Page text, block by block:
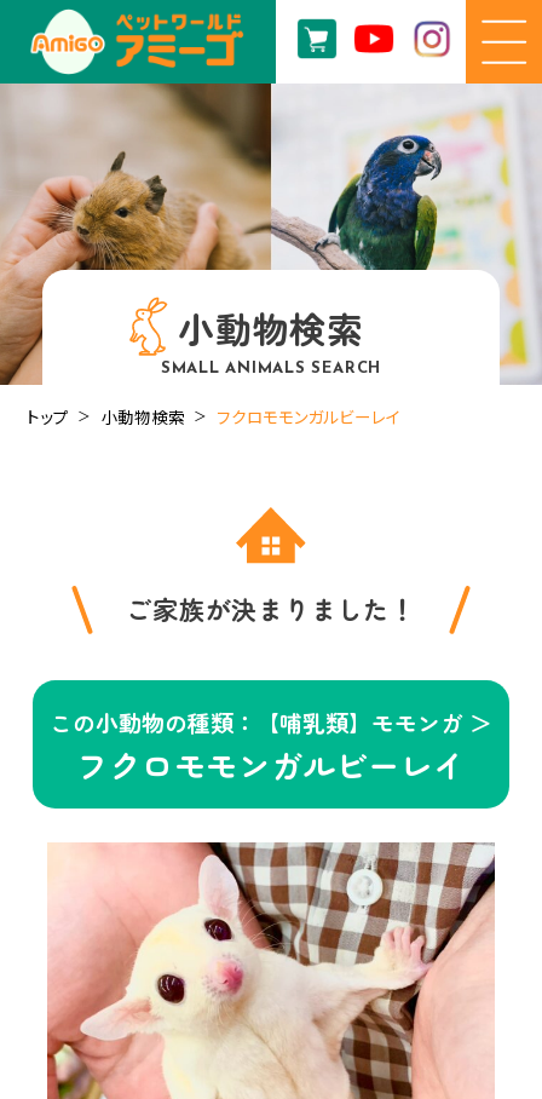
小動物検索
SMALL ANIMALS SEARCH
トップ 小動物検索 フクロモモンガルビーレイ
ご家族が決まりました！
この小動物の種類：【哺乳類】モモンガ ＞
フクロモモンガルビーレイ